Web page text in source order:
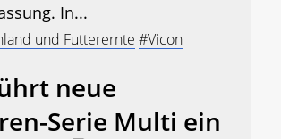
In...
und Futterernte #Vicon
neue
Serie Multi ein